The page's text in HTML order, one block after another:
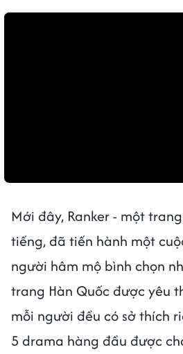
Mới đây, Ranker - một
tiếng, đã tiến hành một
người hâm mộ bình chọn
trang Hàn Quốc được yêu
mỗi người đều có sở thích
5 drama hàng đầu được